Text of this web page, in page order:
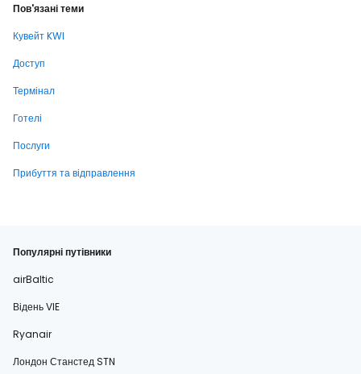
Пов'язані теми
Кувейт KWI
Доступ
Термінал
Готелі
Послуги
Прибуття та відправлення
Популярні путівники
airBaltic
Відень VIE
Ryanair
Лондон Станстед STN